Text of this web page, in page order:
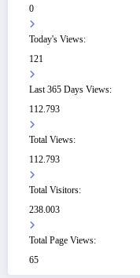
0
Today's Views:
121
Last 365 Days Views:
112.793
Total Views:
112.793
Total Visitors:
238.003
Total Page Views:
65